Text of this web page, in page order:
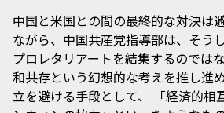
中国と米国との間の最終的な対決は
ながら、中国共産党指導部は、そう
プロレタリアートを結集するのでは
和共存という幻想的な考えを推し進
立を避ける手段として、 「経済的相